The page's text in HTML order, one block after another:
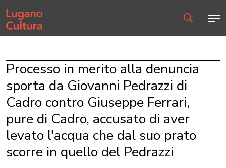
Home page
Processo in merito alla denuncia
sporta da Giovanni Pedrazzi di
Cadro contro Giuseppe Ferrari,
pure di Cadro, accusato di aver
levato l'acqua che dal suo prato
scorre in quello del Pedrazzi